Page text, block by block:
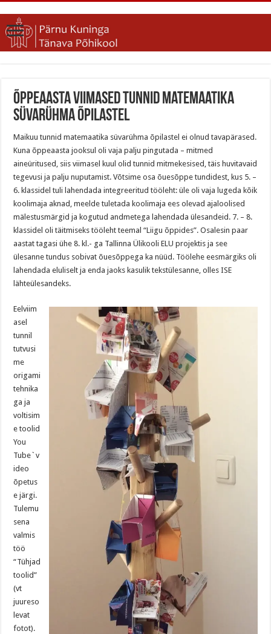
Õppeaasta viimased tunnid matemaatika
süvarühma õpilastel
Maikuu tunnid matemaatika süvarühma õpilastel ei olnud tavapärased.
Kuna õppeaasta jooksul oli vaja palju pingutada – mitmed
aineüritused, siis viimasel kuul olid tunnid mitmekesised, täis huvitavaid
tegevusi ja palju nuputamist. Võtsime osa õuesõppe tundidest, kus 5. –
6. klassidel tuli lahendada integreeritud tööleht: üle oli vaja lugeda kõik
koolimaja aknad, meelde tuletada koolimaja ees olevad ajaloolised
mälestusmärgid ja kogutud andmetega lahendada ülesandeid. 7. – 8.
klassidel oli täitmiseks tööleht teemal “Liigu õppides”. Osalesin paar
aastat tagasi ühe 8. kl.- ga Tallinna Ülikooli ELU projektis ja see
ülesanne tundus sobivat õuesõppega ka nüüd. Töölehe eesmärgiks oli
lahendada eluliselt ja enda jaoks kasulik tekstülesanne, olles ISE
lähteülesandeks.
Eelviim
asel
tunnil
tutvusi
me
origami
tehnika
ga ja
voltisim
e toolid
You
Tube`v
ideo
õpetus
e järgi.
Tulemu
sena
valmis
töö
“Tühjad
toolid”
(vt
juureso
levat
fotot).